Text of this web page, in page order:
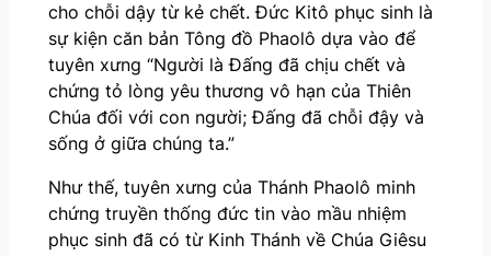
cho chỗi dậy từ kẻ chết. Đức Kitô phục sinh là
sự kiện căn bản Tông đồ Phaolô dựa vào để
tuyên xưng “Người là Đấng đã chịu chết và
chứng tỏ lòng yêu thương vô hạn của Thiên
Chúa đối với con người; Đấng đã chỗi đậy và
sống ở giữa chúng ta.”
Như thế, tuyên xưng của Thánh Phaolô minh
chứng truyền thống đức tin vào mầu nhiệm
phục sinh đã có từ Kinh Thánh về Chúa Giêsu